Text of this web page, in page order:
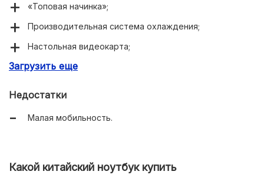
«Топовая начинка»;
Производительная система охлаждения;
Настольная видеокарта;
Отличный экран и звук;
Загрузить еще
Недостатки
Малая мобильность.
Какой китайский ноутбук купить